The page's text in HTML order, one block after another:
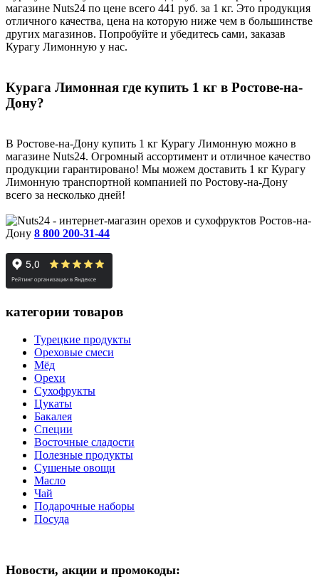
магазине Nuts24 по цене всего 441 руб. за 1 кг. Это продукция
отличного качества, цена на которую ниже чем в большинстве
других магазинов. Попробуйте и убедитесь сами, заказав
Курагу Лимонную у нас.
Курага Лимонная где купить 1 кг в Ростове-на-
Дону?
В Ростове-на-Дону купить 1 кг Курагу Лимонную можно в
магазине Nuts24. Огромный ассортимент и отличное качество
продукции гарантировано! Мы можем доставить 1 кг Курагу
Лимонную транспортной компанией по Ростову-на-Дону
всего за несколько дней!
Ростов-на-
Дону 8 800 200-31-44
категории товаров
Турецкие продукты
Ореховые смеси
Мёд
Орехи
Сухофрукты
Цукаты
Бакалея
Специи
Восточные сладости
Полезные продукты
Сушеные овощи
Масло
Чай
Подарочные наборы
Посуда
Новости, акции и промокоды: